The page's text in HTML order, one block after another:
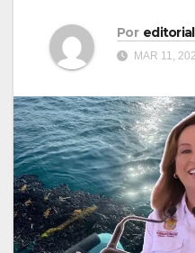
Por editorial
MAR 11,